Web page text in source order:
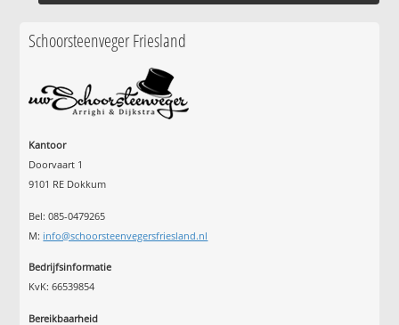
Schoorsteenveger Friesland
Kantoor
Doorvaart 1
9101 RE Dokkum
Bel: 085-0479265
M: info@schoorsteenvegersfriesland.nl
Bedrijfsinformatie
KvK: 66539854
Bereikbaarheid